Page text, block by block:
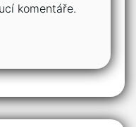
komentáře.